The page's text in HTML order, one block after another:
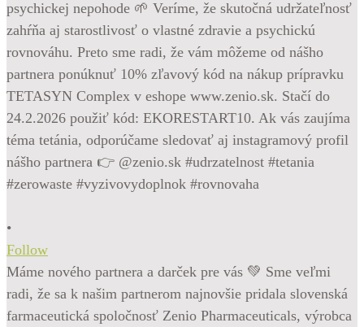
•
Follow
Máme nového partnera a darček pre vás 💚 Sme veľmi
radi, že sa k našim partnerom najnovšie pridala slovenská
farmaceutická spoločnosť Zenio Pharmaceuticals, výrobca